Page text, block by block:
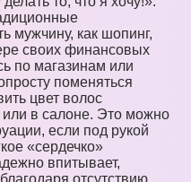
мужчину, как шопинг,
своих финансовых
по магазинам или
поменяться
цвет волос
или в салоне. Это можно
если под рукой
«сердечко»
впитывает,
отсутствию